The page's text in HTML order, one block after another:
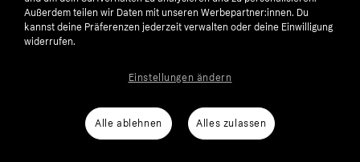
number: 556737-0431
Nutzungsbedingungen CookiesKlarna.com
Außerdem teilen wir Daten mit unseren Werbepartner:innen. Du
kannst deine Präferenzen jederzeit verwalten oder deine Einwilligung
widerrufen.
Alle ablehnen Alles zulassen
Einstellungen ändern